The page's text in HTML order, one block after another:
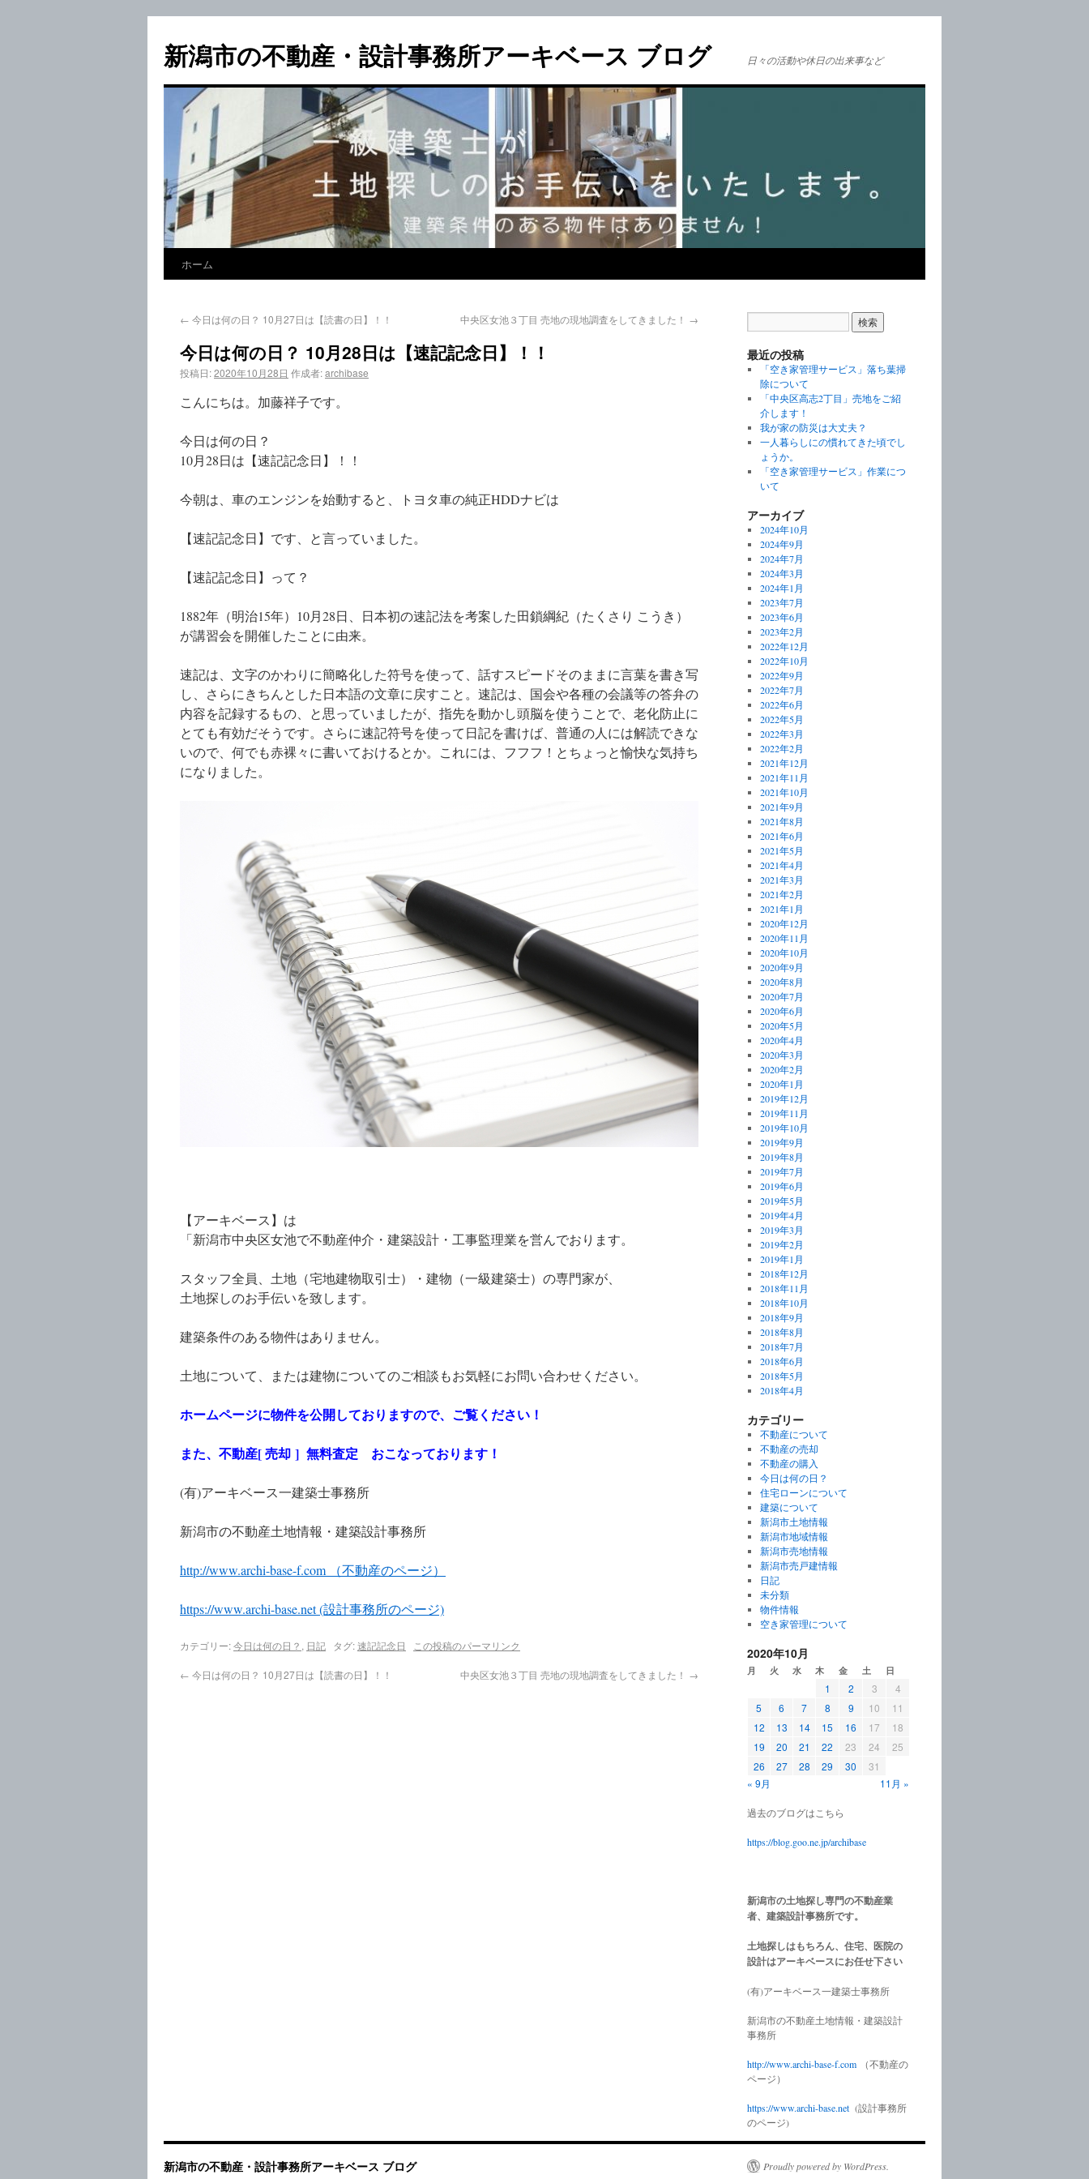
新潟市の不動産・設計事務所アーキベース ブログ 日々の活動や休日の出来事など
ホーム
← 今日は何の日？ 10月27日は【読書の日】！！ 中央区女池３丁目 売地の現地調査をしてきました！ →
今日は何の日？ 10月28日は【速記記念日】！！
投稿日:2020年10月28日 作成者:archibase
こんにちは。加藤祥子です。
今日は何の日？
10月28日は【速記記念日】！！
今朝は、車のエンジンを始動すると、トヨタ車の純正HDDナビは
【速記記念日】です、と言っていました。
【速記記念日】って？
1882年（明治15年）10月28日、日本初の速記法を考案した田鎖綱紀（たくさり こうき）
が講習会を開催したことに由来。
速記は、文字のかわりに簡略化した符号を使って、話すスピードそのままに言葉を書き写
し、さらにきちんとした日本語の文章に戻すこと。速記は、国会や各種の会議等の答弁の
内容を記録するもの、と思っていましたが、指先を動かし頭脳を使うことで、老化防止に
とても有効だそうです。さらに速記符号を使って日記を書けば、普通の人には解読できな
いので、何でも赤裸々に書いておけるとか。これには、フフフ！とちょっと愉快な気持ち
になりました。
【アーキベース】は
「新潟市中央区女池で不動産仲介・建築設計・工事監理業を営んでおります。
スタッフ全員、土地（宅地建物取引士）・建物（一級建築士）の専門家が、
土地探しのお手伝いを致します。
建築条件のある物件はありません。
土地について、または建物についてのご相談もお気軽にお問い合わせください。
ホームページに物件を公開しておりますので、ご覧ください！
また、不動産[ 売却 ] 無料査定 おこなっております！
(有)アーキベース一建築士事務所
新潟市の不動産土地情報・建築設計事務所
http://www.archi-base-f.com （不動産のページ）
https://www.archi-base.net (設計事務所のページ)
カテゴリー:今日は何の日？ , 日記 タグ:速記記念日 この投稿のパーマリンク
← 今日は何の日？ 10月27日は【読書の日】！！ 中央区女池３丁目 売地の現地調査をしてきました！ →
最近の投稿
「空き家管理サービス」落ち葉掃
除について
「中央区高志2丁目」売地をご紹
介します！
我が家の防災は大丈夫？
一人暮らしにの慣れてきた頃でし
ょうか。
「空き家管理サービス」作業につ
いて
アーカイブ
2024年10月
2024年9月
2024年7月
2024年3月
2024年1月
2023年7月
2023年6月
2023年2月
2022年12月
2022年10月
2022年9月
2022年7月
2022年6月
2022年5月
2022年3月
2022年2月
2021年12月
2021年11月
2021年10月
2021年9月
2021年8月
2021年6月
2021年5月
2021年4月
2021年3月
2021年2月
2021年1月
2020年12月
2020年11月
2020年10月
2020年9月
2020年8月
2020年7月
2020年6月
2020年5月
2020年4月
2020年3月
2020年2月
2020年1月
2019年12月
2019年11月
2019年10月
2019年9月
2019年8月
2019年7月
2019年6月
2019年5月
2019年4月
2019年3月
2019年2月
2019年1月
2018年12月
2018年11月
2018年10月
2018年9月
2018年8月
2018年7月
2018年6月
2018年5月
2018年4月
カテゴリー
不動産について
不動産の売却
不動産の購入
今日は何の日？
住宅ローンについて
建築について
新潟市土地情報
新潟市地域情報
新潟市売地情報
新潟市売戸建情報
日記
未分類
物件情報
空き家管理について
2020年10月
月 火 水 木 金 土 日
« 9月 11月 »
1 2 3
4
5
6 7 8 9 10
11
12
13 14 15 16 17
18
19
20 21 22 23 24
25
26
27 28 29 30 31
過去のブログはこちら
https://blog.goo.ne.jp/archibase
新潟市の土地探し専門の不動産業
者、建築設計事務所です。
土地探しはもちろん、住宅、医院の
設計はアーキベースにお任せ下さい
(有)アーキベース一建築士事務所
新潟市の不動産土地情報・建築設計
事務所
http://www.archi-base-f.com
（不動産の
ページ）
https://www.archi-base.net (設計事務所
のページ)
新潟市の不動産・設計事務所アーキベース ブログ Proudly powered by WordPress.